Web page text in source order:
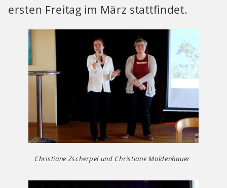
ersten Freitag im März stattfindet.
Christiane Zscherpel und Christiane Moldenhauer